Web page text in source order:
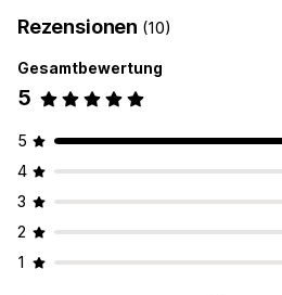
Rezensionen (10)
Gesamtbewertung
5
5
4
3
2
1